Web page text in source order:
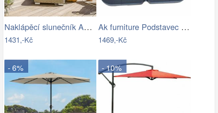
Naklápěcí slunečník ASL-E1130 Autronic
1431,-Kč
Ak furniture Podstavec pod slunečník…
1469,-Kč
- 6% - 10%